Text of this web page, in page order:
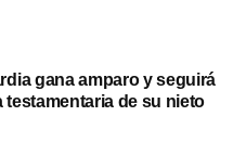
gana amparo y seguirá
testamentaria de su nieto